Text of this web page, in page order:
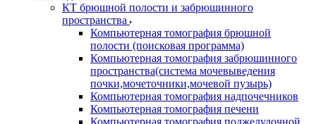
КТ брюшной полости и забрюшинного
пространства
Компьютерная томография брюшной
полости (поисковая программа)
Компьютерная томография забрюшинного
пространства(система мочевыведения
почки,мочеточники,мочевой пузырь)
Компьютерная томография надпочечников
Компьютерная томография печени
Компьютерная томография поджелудочной